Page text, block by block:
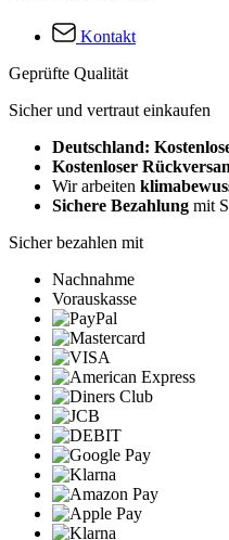
Kontakt
Geprüfte Qualität
Sicher und vertraut einkaufen
Deutschland:
Kostenloser
Wir arbeiten
Sichere Bezahlung mit
Sicher bezahlen mit
Nachnahme
Vorauskasse